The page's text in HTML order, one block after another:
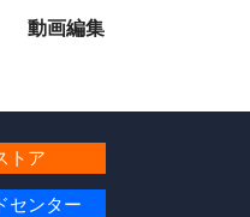
動画編集
トア
センター